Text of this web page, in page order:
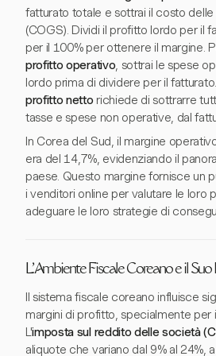
fatturato totale e sottrai il costo
(COGS). Dividi il profitto lordo per il
per il 100% per ottenere il margine.
profitto operativo, sottrai le spese
lordo prima di dividere per il
profitto netto richiede di sottrarre
tasse e spese non operative, dal
In Corea del Sud, il margine
era del 14,7%, evidenziando il
paese. Questo margine fornisce un
i venditori online per valutare le loro
adeguare le loro strategie di
L'Ambiente Fiscale Coreano e il
Il sistema fiscale coreano influisce
margini di profitto, specialmente per
L'imposta sul reddito delle società
aliquote che variano dal 9% al 24%,